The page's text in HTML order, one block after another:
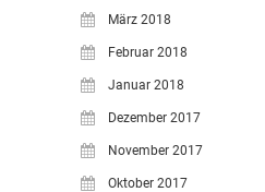
März 2018
Februar 2018
Januar 2018
Dezember 2017
November 2017
Oktober 2017